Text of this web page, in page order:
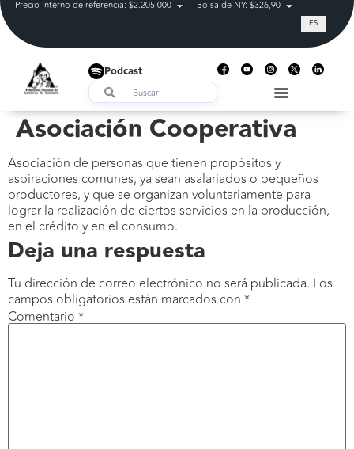
Precio interno de referencia: $2.205.000 Bolsa de NY: $326,90 Tasa de
ES
Podcast
Asociación Cooperativa
Asociación de personas que tienen propósitos y
aspiraciones comunes, ya sean asalariados o pequeños
productores, y que se organizan voluntariamente para
lograr la realización de ciertos servicios en la producción,
en el crédito y en el consumo.
Deja una respuesta
Tu dirección de correo electrónico no será publicada. Los
campos obligatorios están marcados con *
Comentario *